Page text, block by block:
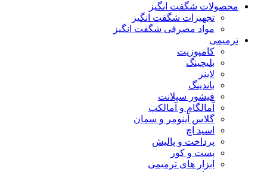
محصولات شگفت انگیز
تجهیزات شگفت انگیز
مواد مصرفی شگفت انگیز
ترمیمی
کامپوزیت
بلیچینگ
لاینر
باندینگ
فیشور سیلانت
آمالگام و آمالکپ
گلاس آینومر و سمان
اسید اچ
پرداخت و پالیش
پست و کور
ابزار های ترمیمی